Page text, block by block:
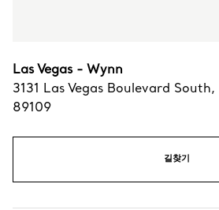
Las Vegas - Wynn
3131 Las Vegas Boulevard South,
89109
길찾기